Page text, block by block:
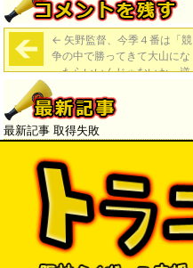
← 矢野監督、今季４番は「競
争の中で勝ってきて大山にな
ったらいいんじゃないか。逆
に輝が、いやいや大山さん、
僕がいきますよとなったら、
この争いがチームを強くす
る」
最新記事 取得失敗